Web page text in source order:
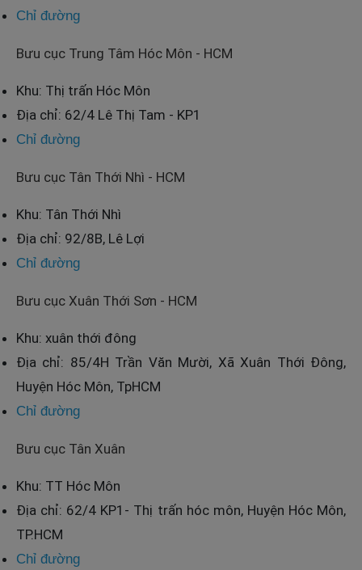
Chỉ đường
Bưu cục Trung Tâm Hóc Môn - HCM
Khu: Thị trấn Hóc Môn
Địa chỉ: 62/4 Lê Thị Tam - KP1
Chỉ đường
Bưu cục Tân Thới Nhì - HCM
Khu: Tân Thới Nhì
Địa chỉ: 92/8B, Lê Lợi
Chỉ đường
Bưu cục Xuân Thới Sơn - HCM
Khu: xuân thới đông
Địa chỉ: 85/4H Trần Văn Mười, Xã Xuân Thới Đông,
Huyện Hóc Môn, TpHCM
Chỉ đường
Bưu cục Tân Xuân
Khu: TT Hóc Môn
Địa chỉ: 62/4 KP1- Thị trấn hóc môn, Huyện Hóc Môn,
TP.HCM
Chỉ đường